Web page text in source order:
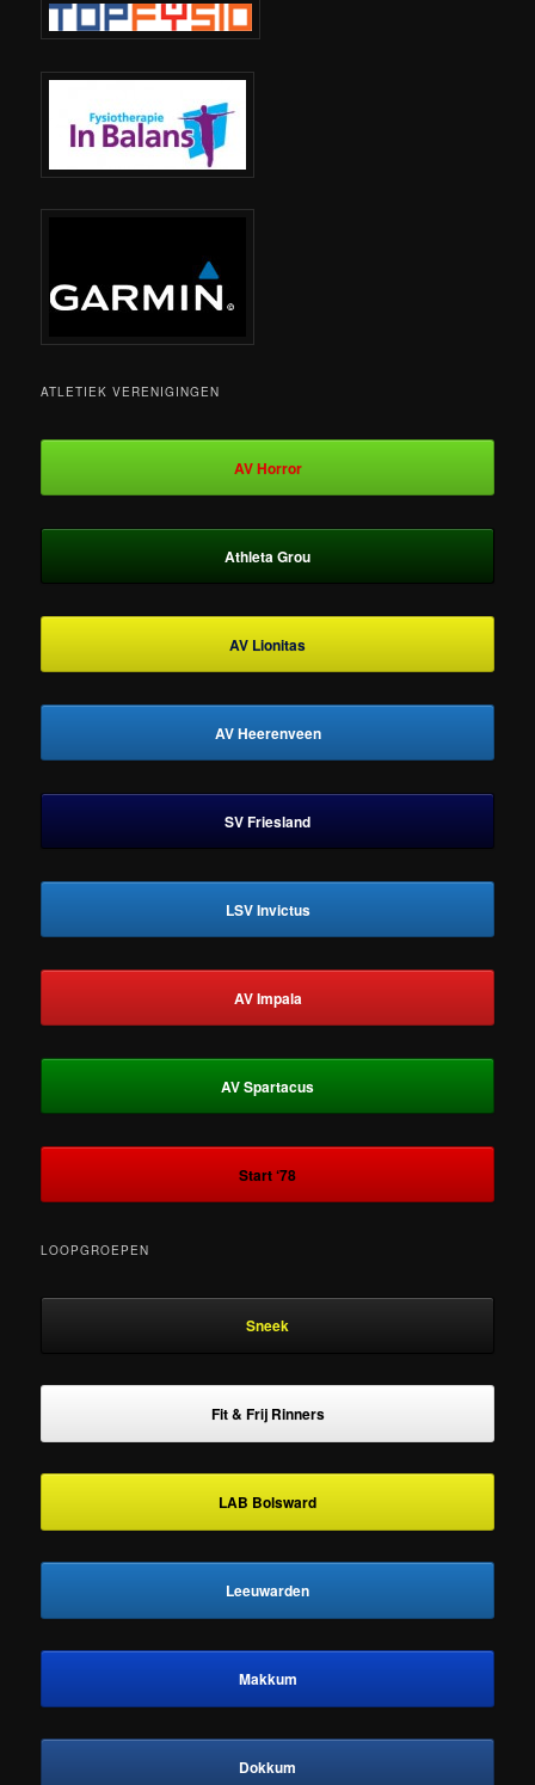
ATLETIEK VERENIGINGEN
AV Horror
Athleta Grou
AV Lionitas
AV Heerenveen
SV Friesland
LSV Invictus
AV Impala
AV Spartacus
Start ‘78
LOOPGROEPEN
Sneek
Fit & Frij Rinners
LAB Bolsward
Leeuwarden
Makkum
Dokkum